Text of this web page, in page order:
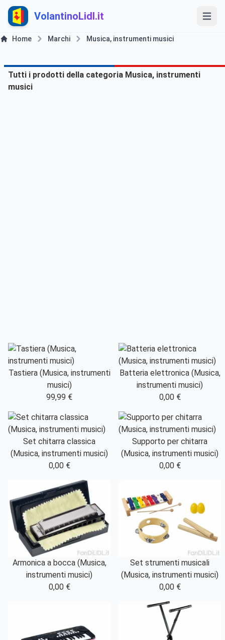
VolantinoLidl.it
Home Marchi Musica, instrumenti musici
Tutti i prodotti della categoria Musica, instrumenti
musici
Tastiera (Musica, instrumenti
musici)
99,99 €
Batteria elettronica (Musica,
instrumenti musici)
0,00 €
Set chitarra classica
(Musica, instrumenti musici)
0,00 €
Supporto per chitarra
(Musica, instrumenti musici)
0,00 €
Armonica a bocca (Musica,
instrumenti musici)
0,00 €
Set strumenti musicali
(Musica, instrumenti musici)
0,00 €